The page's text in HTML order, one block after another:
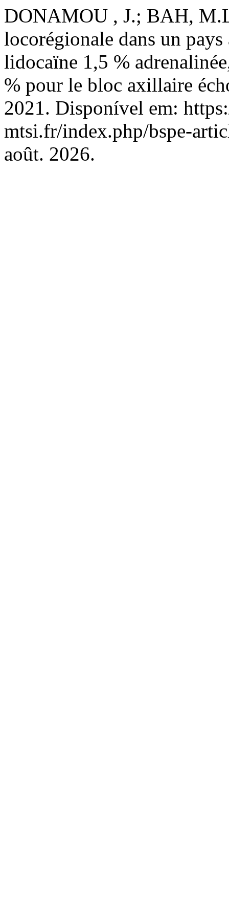
DONAMOU , J.; BAH,
locorégionale dans un
lidocaïne 1,5 %
% pour le bloc axillaire
2021. Disponível em:
mtsi.fr/index.php/bspe-
août. 2026.